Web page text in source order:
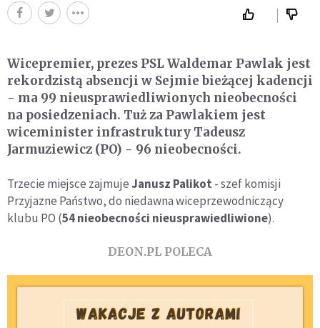
Wicepremier, prezes PSL Waldemar Pawlak jest
rekordzistą absencji w Sejmie bieżącej kadencji
- ma 99 nieusprawiedliwionych nieobecności
na posiedzeniach. Tuż za Pawlakiem jest
wiceminister infrastruktury Tadeusz
Jarmuziewicz (PO) - 96 nieobecności.
Trzecie miejsce zajmujeJanusz Palikot - szef komisji
Przyjazne Państwo, do niedawna wiceprzewodniczący
klubu PO (54 nieobecności nieusprawiedliwione).
DEON.PL POLECA